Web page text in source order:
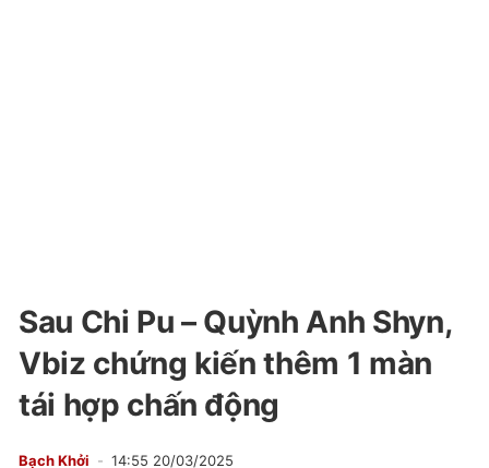
Sau Chi Pu – Quỳnh Anh Shyn,
Vbiz chứng kiến thêm 1 màn
tái hợp chấn động
Bạch Khởi 14:55 20/03/2025